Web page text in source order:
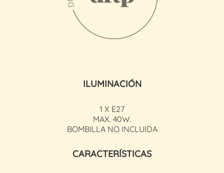
ILUMINACIÓN
1 X E27
MAX. 40W.
BOMBILLA NO INCLUIDA
CARACTERÍSTICAS